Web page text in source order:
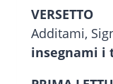
VERSETTO
Additami,
insegnami i